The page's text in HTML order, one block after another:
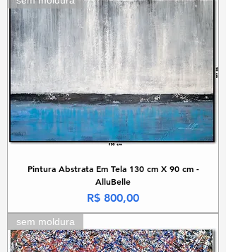
Pintura Abstrata Em Tela 130 cm X 90 cm -
AlluBelle
Preço
R$ 800,00
sem moldura